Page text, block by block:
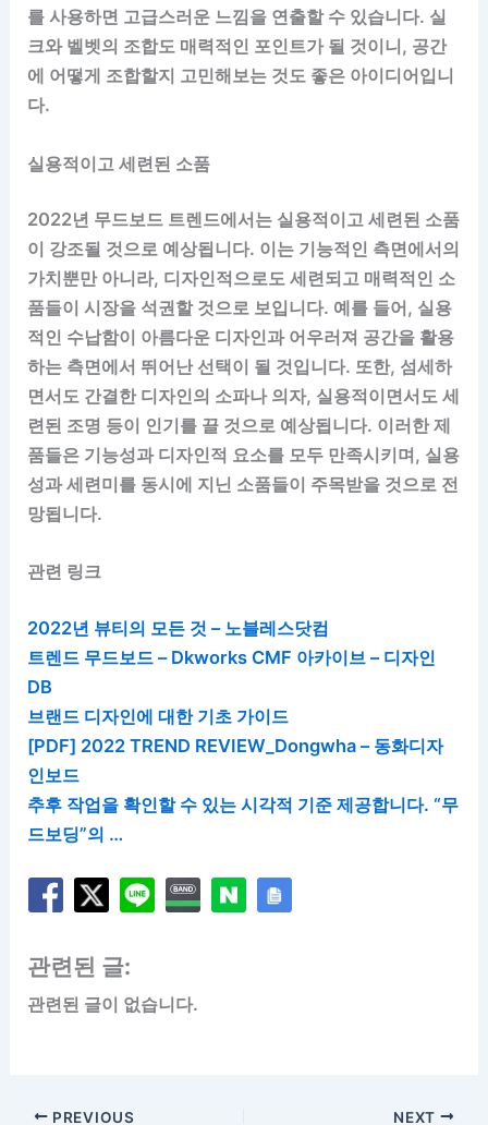
를 사용하면 고급스러운 느낌을 연출할 수 있습니다. 실
크와 벨벳의 조합도 매력적인 포인트가 될 것이니, 공간
에 어떻게 조합할지 고민해보는 것도 좋은 아이디어입니
다.
실용적이고 세련된 소품
2022년 무드보드 트렌드에서는 실용적이고 세련된 소품
이 강조될 것으로 예상됩니다. 이는 기능적인 측면에서의
가치뿐만 아니라, 디자인적으로도 세련되고 매력적인 소
품들이 시장을 석권할 것으로 보입니다. 예를 들어, 실용
적인 수납함이 아름다운 디자인과 어우러져 공간을 활용
하는 측면에서 뛰어난 선택이 될 것입니다. 또한, 섬세하
면서도 간결한 디자인의 소파나 의자, 실용적이면서도 세
련된 조명 등이 인기를 끌 것으로 예상됩니다. 이러한 제
품들은 기능성과 디자인적 요소를 모두 만족시키며, 실용
성과 세련미를 동시에 지닌 소품들이 주목받을 것으로 전
망됩니다.
관련 링크
2022년 뷰티의 모든 것 – 노블레스닷컴
트렌드 무드보드 – Dkworks CMF 아카이브 – 디자인
DB
브랜드 디자인에 대한 기초 가이드
[PDF] 2022 TREND REVIEW_Dongwha – 동화디자
인보드
추후 작업을 확인할 수 있는 시각적 기준 제공합니다. “무
드보딩”의 …
관련된 글:
관련된 글이 없습니다.
PREVIOUS NEXT